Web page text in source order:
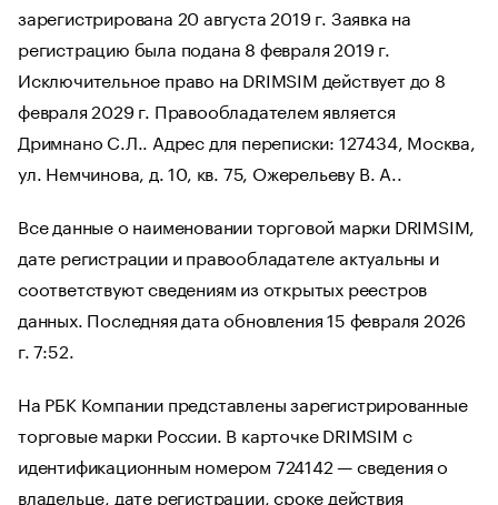
зарегистрирована 20 августа 2019 г. Заявка на
регистрацию была подана 8 февраля 2019 г.
Исключительное право на DRIMSIM действует до 8
февраля 2029 г. Правообладателем является
Дримнано С.Л.. Адрес для переписки: 127434, Москва,
ул. Немчинова, д. 10, кв. 75, Ожерельеву В. А..
Все данные о наименовании торговой марки DRIMSIM,
дате регистрации и правообладателе актуальны и
соответствуют сведениям из открытых реестров
данных. Последняя дата обновления 15 февраля 2026
г. 7:52.
На РБК Компании представлены зарегистрированные
торговые марки России. В карточке DRIMSIM с
идентификационным номером 724142 — сведения о
владельце, дате регистрации, сроке действия